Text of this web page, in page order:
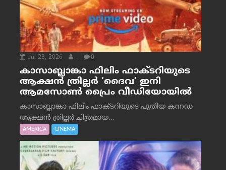
Jul 23, 2026 . 0
കാസാബ്ലാങ്കാ ഫിലിം ഫാക്ടറിയുടെ
ആക്ഷൻ ത്രില്ലർ ‘ദൈവ’ ഇനി
ആമസോൺ പ്രൈം വീഡിയോയിൽ
കാസാബ്ലാങ്കാ ഫിലിം ഫാക്ടറിയുടെ പുതിയ കന്നഡ
ആക്ഷൻ ത്രില്ലർ ചിത്രമായ...
AMERICA CINEMA